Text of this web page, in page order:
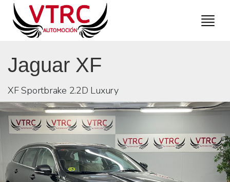
Jaguar XF
XF Sportbrake 2.2D Luxury